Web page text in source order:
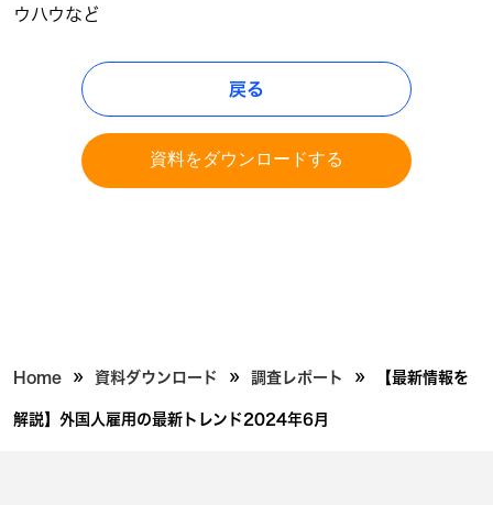
ウハウなど
戻る
資料をダウンロードする
Home » 資料ダウンロード » 調査レポート » 【最新情報を
解説】外国人雇用の最新トレンド2024年6月